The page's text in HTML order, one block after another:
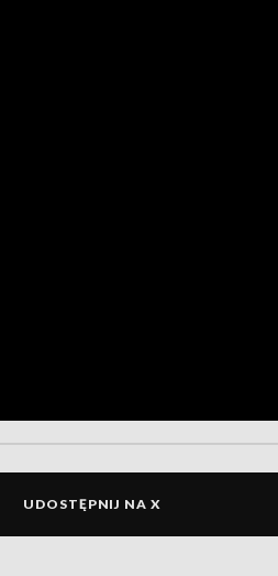
UDOSTĘPNIJ NA X